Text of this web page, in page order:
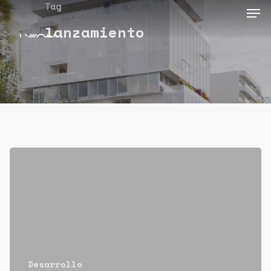
Tag
lanzamiento
Desarrollo